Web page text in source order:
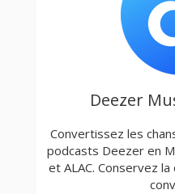
Deezer
Convertissez les
podcasts Deezer en
et ALAC. Conservez